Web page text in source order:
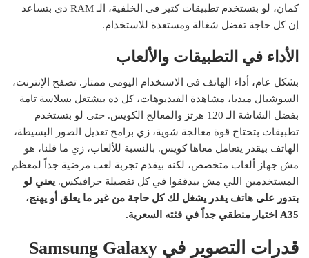
كمان، لو بتستخدم تطبيقات كتير في الخلفية، الـ RAM دي بتساعد
إن كل حاجة تفضل شغالة ومستعدة للاستخدام.
الأداء في التطبيقات والألعاب
بشكل عام، أداء الهاتف في الاستخدام اليومي ممتاز. تصفح الإنترنت،
السوشيال ميديا، مشاهدة الفيديوهات، كل ده بيشتغل بسلاسة تامة
بفضل الشاشة الـ 120 هرتز والمعالج الكويس. حتى لو بتستخدم
تطبيقات بتحتاج قوة معالجة شوية، زي برامج تعديل الصور البسيطة،
الهاتف بيقدر يتعامل معاها كويس. بالنسبة للألعاب، زي ما قلنا، هو
مش جهاز ألعاب متخصص، لكنه بيقدم تجربة لعب مرضية جداً لمعظم
المستخدمين اللي مش بيدققوا في كل تفصيلة جرافيكس. يعني لو
بتدور على هاتف يقدر يشغل لك كل حاجة من غير ما يعلق أو يهنج،
A35 اختيار منطقي جداً في فئته السعرية.
قدرات التصوير في Samsung Galaxy